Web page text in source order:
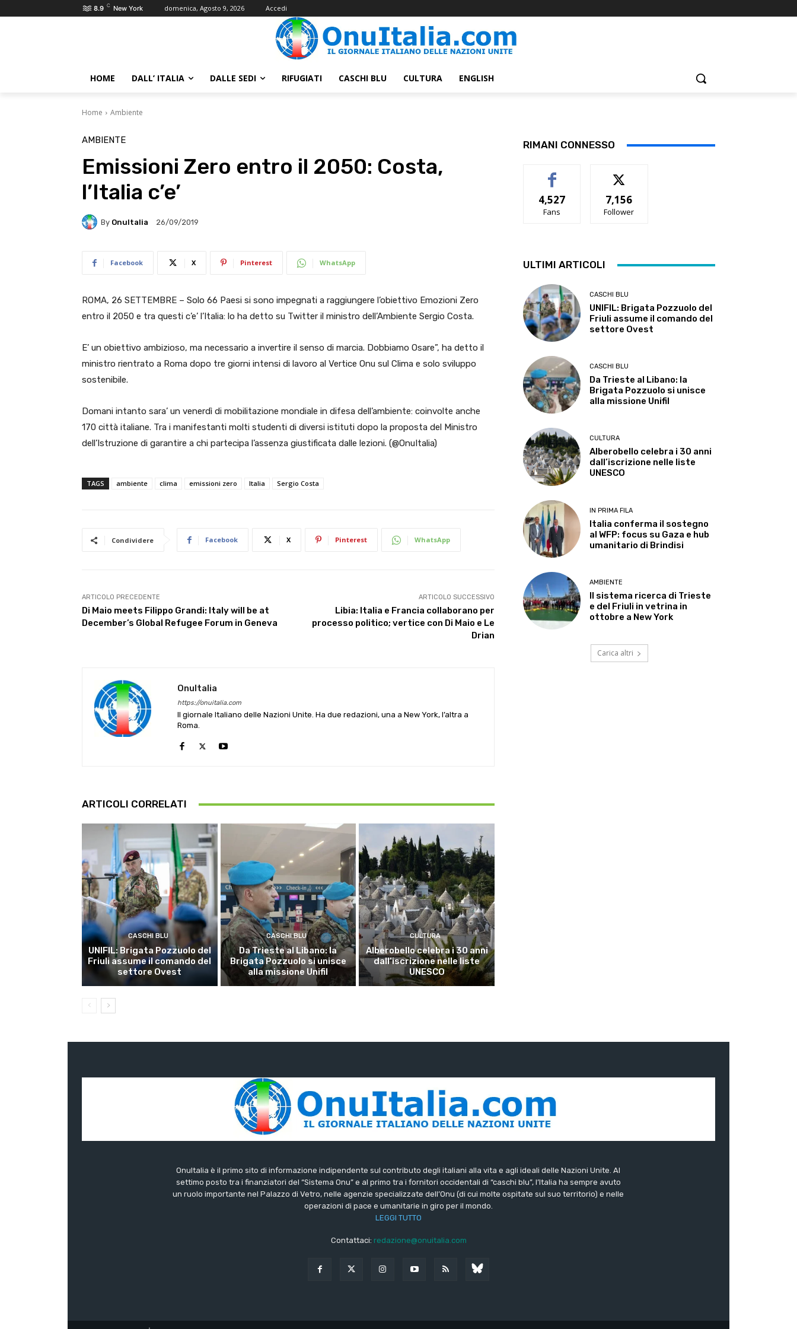
8.9 C New York domenica, Agosto 9, 2026 Accedi
HOME DALL’ ITALIA DALLE SEDI RIFUGIATI CASCHI BLU CULTURA ENGLISH
Home Ambiente
AMBIENTE
Emissioni Zero entro il 2050: Costa,
l’Italia c’e’
By OnuItalia 26/09/2019
Facebook X Pinterest WhatsApp
ROMA, 26 SETTEMBRE – Solo 66 Paesi si sono impegnati a raggiungere l’obiettivo Emozioni Zero
entro il 2050 e tra questi c’e’ l’Italia: lo ha detto su Twitter il ministro dell’Ambiente Sergio Costa.
E’ un obiettivo ambizioso, ma necessario a invertire il senso di marcia. Dobbiamo Osare”, ha detto il
ministro rientrato a Roma dopo tre giorni intensi di lavoro al Vertice Onu sul Clima e solo sviluppo
sostenibile.
Domani intanto sara’ un venerdì di mobilitazione mondiale in difesa dell’ambiente: coinvolte anche
170 città italiane. Tra i manifestanti molti studenti di diversi istituti dopo la proposta del Ministro
dell’Istruzione di garantire a chi partecipa l’assenza giustificata dalle lezioni. (@OnuItalia)
TAGS ambiente clima emissioni zero Italia Sergio Costa
Condividere Facebook X Pinterest WhatsApp
ARTICOLO PRECEDENTE
Di Maio meets Filippo Grandi: Italy will be at
December’s Global Refugee Forum in Geneva
ARTICOLO SUCCESSIVO
Libia: Italia e Francia collaborano per
processo politico; vertice con Di Maio e Le
Drian
OnuItalia
https://onuitalia.com
Il giornale Italiano delle Nazioni Unite. Ha due redazioni, una a New York, l’altra a
Roma.
ARTICOLI CORRELATI
CASCHI BLU
UNIFIL: Brigata Pozzuolo del
Friuli assume il comando del
settore Ovest
CASCHI BLU
Da Trieste al Libano: la
Brigata Pozzuolo si unisce
alla missione Unifil
CULTURA
Alberobello celebra i 30 anni
dall’iscrizione nelle liste
UNESCO
RIMANI CONNESSO
4,527
Fans
7,156
Follower
ULTIMI ARTICOLI
CASCHI BLU
UNIFIL: Brigata Pozzuolo del
Friuli assume il comando del
settore Ovest
CASCHI BLU
Da Trieste al Libano: la
Brigata Pozzuolo si unisce
alla missione Unifil
CULTURA
Alberobello celebra i 30 anni
dall’iscrizione nelle liste
UNESCO
IN PRIMA FILA
Italia conferma il sostegno
al WFP: focus su Gaza e hub
umanitario di Brindisi
AMBIENTE
Il sistema ricerca di Trieste
e del Friuli in vetrina in
ottobre a New York
Carica altri
OnuItalia è il primo sito di informazione indipendente sul contributo degli italiani alla vita e agli ideali delle Nazioni Unite. Al
settimo posto tra i finanziatori del “Sistema Onu” e al primo tra i fornitori occidentali di “caschi blu”, l’Italia ha sempre avuto
un ruolo importante nel Palazzo di Vetro, nelle agenzie specializzate dell’Onu (di cui molte ospitate sul suo territorio) e nelle
operazioni di pace e umanitarie in giro per il mondo.
LEGGI TUTTO
Contattaci: redazione@onuitalia.com